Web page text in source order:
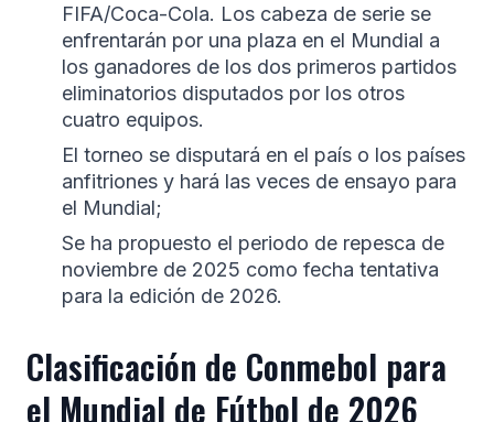
FIFA/Coca-Cola. Los cabeza de serie se
enfrentarán por una plaza en el Mundial a
los ganadores de los dos primeros partidos
eliminatorios disputados por los otros
cuatro equipos.
El torneo se disputará en el país o los países
anfitriones y hará las veces de ensayo para
el Mundial;
Se ha propuesto el periodo de repesca de
noviembre de 2025 como fecha tentativa
para la edición de 2026.
Clasificación de Conmebol para
el Mundial de Fútbol de 2026